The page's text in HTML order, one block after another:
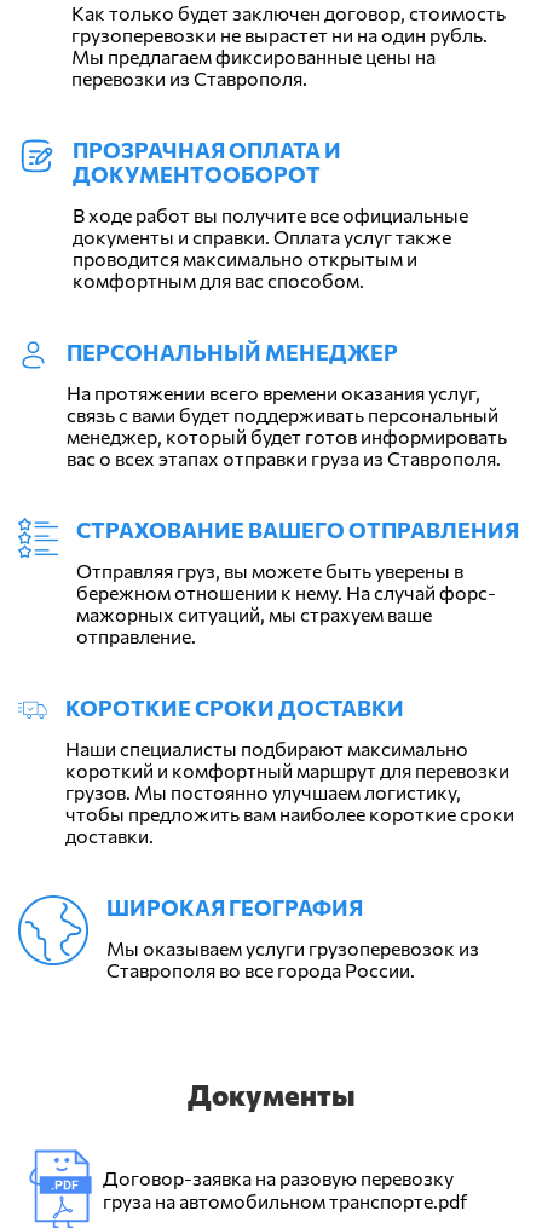
Как только будет заключен договор, стоимость
грузоперевозки не вырастет ни на один рубль.
Мы предлагаем фиксированные цены на
перевозки из Ставрополя.
ПРОЗРАЧНАЯ ОПЛАТА И
ДОКУМЕНТООБОРОТ
В ходе работ вы получите все официальные
документы и справки. Оплата услуг также
проводится максимально открытым и
комфортным для вас способом.
ПЕРСОНАЛЬНЫЙ МЕНЕДЖЕР
На протяжении всего времени оказания услуг,
связь с вами будет поддерживать персональный
менеджер, который будет готов информировать
вас о всех этапах отправки груза из Ставрополя.
СТРАХОВАНИЕ ВАШЕГО ОТПРАВЛЕНИЯ
Отправляя груз, вы можете быть уверены в
бережном отношении к нему. На случай форс-
мажорных ситуаций, мы страхуем ваше
отправление.
КОРОТКИЕ СРОКИ ДОСТАВКИ
Наши специалисты подбирают максимально
короткий и комфортный маршрут для перевозки
грузов. Мы постоянно улучшаем логистику,
чтобы предложить вам наиболее короткие сроки
доставки.
ШИРОКАЯ ГЕОГРАФИЯ
Мы оказываем услуги грузоперевозок из
Ставрополя во все города России.
Документы
Договор-заявка на разовую перевозку
груза на автомобильном транспорте.pdf